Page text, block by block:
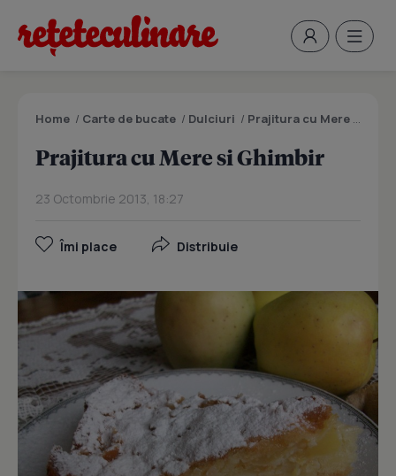
Home / Carte de bucate / Dulciuri / Prajitura cu Mere si Ghimbir
Prajitura cu Mere si Ghimbir
23 Octombrie 2013, 18:27
Îmi place Distribuie